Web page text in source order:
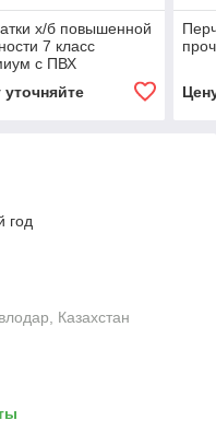
х/б повышенной
7 класс
с ПВХ
уточняйте
год
Казахстан